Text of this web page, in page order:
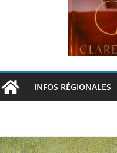
INFOS RÉGIONALES